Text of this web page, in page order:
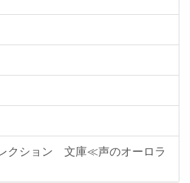
クション 文庫≪声のオーロラ